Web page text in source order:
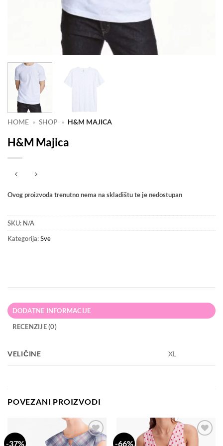
HOME » SHOP » H&M MAJICA
H&M Majica
Ovog proizvoda trenutno nema na skladištu te je nedostupan
SKU: N/A
Kategorija:Sve
DODATNE INFORMACIJE
RECENZIJE (0)
VELIČINE XL
POVEZANI PROIZVODI
-37%
Dodaj
-66%